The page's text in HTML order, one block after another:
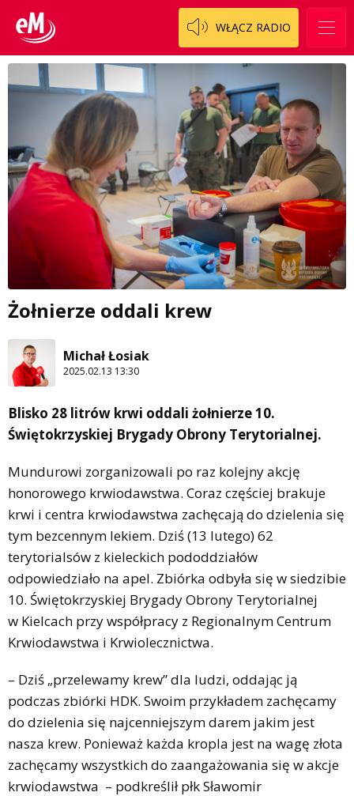
WŁĄCZ RADIO
Żołnierze oddali krew
Michał Łosiak
2025.02.13 13:30
Blisko 28 litrów krwi oddali żołnierze 10.
Świętokrzyskiej Brygady Obrony Terytorialnej.
Mundurowi zorganizowali po raz kolejny akcję
honorowego krwiodawstwa. Coraz częściej brakuje
krwi i centra krwiodawstwa zachęcają do dzielenia się
tym bezcennym lekiem. Dziś (13 lutego) 62
terytorialsów z kieleckich pododdziałów
odpowiedziało na apel. Zbiórka odbyła się w siedzibie
10. Świętokrzyskiej Brygady Obrony Terytorialnej
w Kielcach przy współpracy z Regionalnym Centrum
Krwiodawstwa i Krwiolecznictwa.
– Dziś „przelewamy krew” dla ludzi, oddając ją
podczas zbiórki HDK. Swoim przykładem zachęcamy
do dzielenia się najcenniejszym darem jakim jest
nasza krew. Ponieważ każda kropla jest na wagę złota
zachęcamy wszystkich do zaangażowania się w akcje
krwiodawstwa – podkreślił płk Sławomir